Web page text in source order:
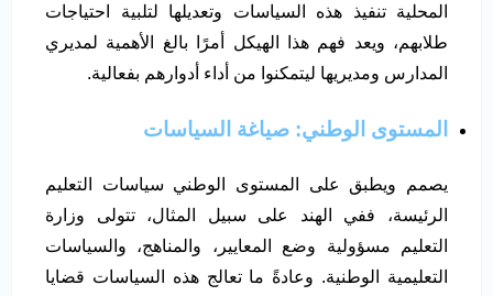
المحلية تنفيذ هذه السياسات وتعديلها لتلبية احتياجات
طلابهم، ويعد فهم هذا الهيكل أمرًا بالغ الأهمية لمديري
المدارس ومديريها ليتمكنوا من أداء أدوارهم بفعالية.
المستوى الوطني: صياغة السياسات
يصمم ويطبق على المستوى الوطني سياسات التعليم
الرئيسة، ففي الهند على سبيل المثال، تتولى وزارة
التعليم مسؤولية وضع المعايير، والمناهج، والسياسات
التعليمية الوطنية. وعادةً ما تعالج هذه السياسات قضايا